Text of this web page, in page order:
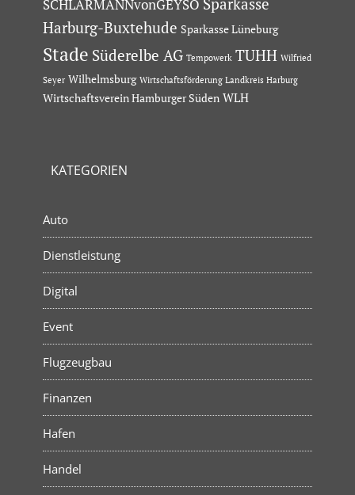
SCHLARMANNvonGEYSO
Harburg-Buxtehude Sparkasse Lüneburg
Stade Süderelbe AG Tempowerk TUHH Wilfried
Seyer Wilhelmsburg Wirtschaftsförderung Landkreis Harburg
Wirtschaftsverein Hamburger Süden WLH
KATEGORIEN
Auto
Dienstleistung
Digital
Event
Flugzeugbau
Finanzen
Hafen
Handel